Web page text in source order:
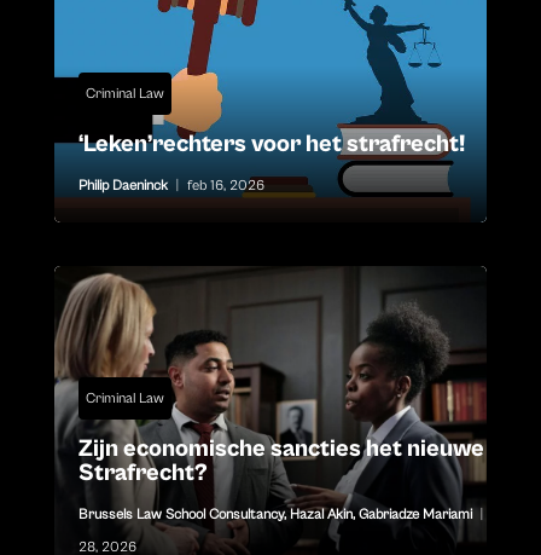
Criminal Law
‘Leken’rechters voor het strafrecht!
Philip Daeninck feb 16, 2026
Criminal Law
Zijn economische sancties het nieuwe
Strafrecht?
Brussels Law School Consultancy, Hazal Akin, Gabriadze Mariami
28, 2026